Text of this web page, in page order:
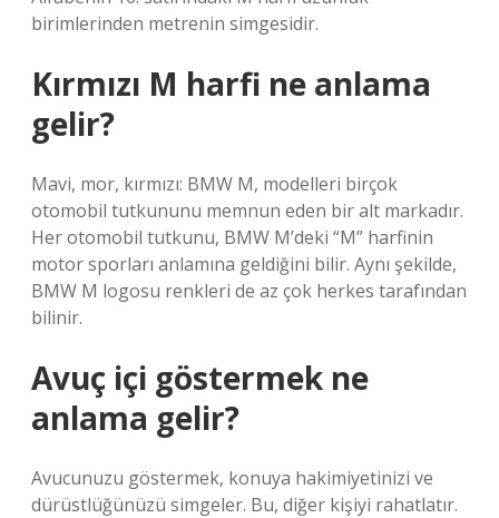
birimlerinden metrenin simgesidir.
Kırmızı M harfi ne anlama
gelir?
Mavi, mor, kırmızı: BMW M, modelleri birçok
otomobil tutkununu memnun eden bir alt markadır.
Her otomobil tutkunu, BMW M’deki “M” harfinin
motor sporları anlamına geldiğini bilir. Aynı şekilde,
BMW M logosu renkleri de az çok herkes tarafından
bilinir.
Avuç içi göstermek ne
anlama gelir?
Avucunuzu göstermek, konuya hakimiyetinizi ve
dürüstlüğünüzü simgeler. Bu, diğer kişiyi rahatlatır.